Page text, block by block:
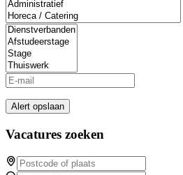
Alert opslaan
Vacatures zoeken